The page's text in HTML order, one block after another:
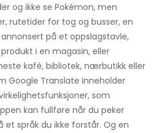
og ikke se Pokémon, men
rutetider for tog og busser, en
på et oppslagstavle,
i en magasin, eller
kafé, bibliotek, nærbutikk eller
Google Translate inneholder
som
kan fullføre når du peker
språk du ikke forstår. Og en